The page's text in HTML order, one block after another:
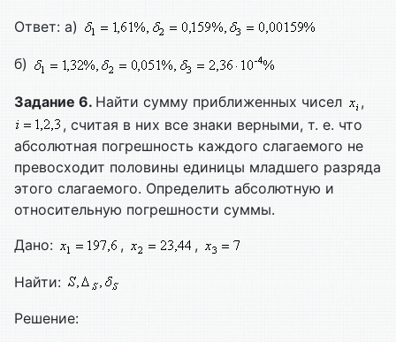
Ответ: а)
б)
Задание 6. Найти сумму приближенных чисел
,
, считая в них все знаки верными, т. е. что
абсолютная погрешность каждого слагаемого не
превосходит половины единицы младшего разряда
этого слагаемого. Определить абсолютную и
относительную погрешности суммы.
Дано:
, ,
Найти:
Решение: